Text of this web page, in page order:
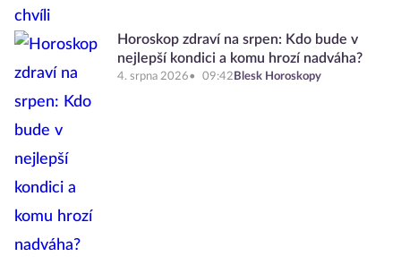
Horoskop zdraví na srpen: Kdo bude v
nejlepší kondici a komu hrozí nadváha?
4. srpna 2026 09:42 Blesk Horoskopy